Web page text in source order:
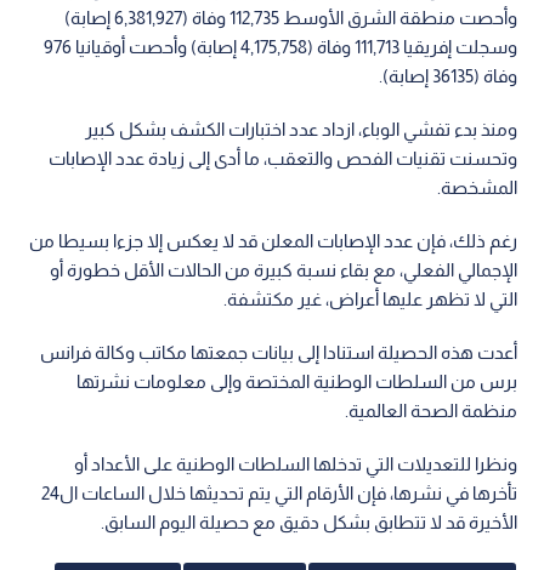
وأحصت منطقة الشرق الأوسط 112,735 وفاة (6,381,927 إصابة)
وسجلت إفريقيا 111,713 وفاة (4,175,758 إصابة) وأحصت أوقيانيا 976
وفاة (36135 إصابة).
ومنذ بدء تفشي الوباء، ازداد عدد اختبارات الكشف بشكل كبير
وتحسنت تقنيات الفحص والتعقب، ما أدى إلى زيادة عدد الإصابات
المشخصة.
رغم ذلك، فإن عدد الإصابات المعلن قد لا يعكس إلا جزءا بسيطا من
الإجمالي الفعلي، مع بقاء نسبة كبيرة من الحالات الأقل خطورة أو
التي لا تظهر عليها أعراض، غير مكتشفة.
أعدت هذه الحصيلة استنادا إلى بيانات جمعتها مكاتب وكالة فرانس
برس من السلطات الوطنية المختصة وإلى معلومات نشرتها
منظمة الصحة العالمية.
ونظرا للتعديلات التي تدخلها السلطات الوطنية على الأعداد أو
تأخرها في نشرها، فإن الأرقام التي يتم تحديثها خلال الساعات ال24
الأخيرة قد لا تتطابق بشكل دقيق مع حصيلة اليوم السابق.